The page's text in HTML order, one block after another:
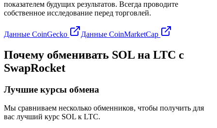
показателем будущих результатов. Всегда проводите
собственное исследование перед торговлей.
Данные CoinGecko Данные CoinMarketCap
Почему обменивать SOL на LTC с
SwapRocket
Лучшие курсы обмена
Мы сравниваем несколько обменников, чтобы получить для
вас лучший курс SOL к LTC.